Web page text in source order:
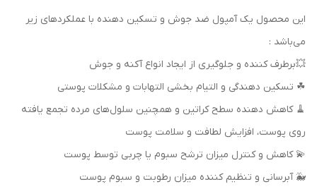
این محصول یک آمپول ضد جوش و تسکین دهنده با عملکردهای زیر
می‌باشد :
💥برطرف کننده و جلوگیری از ایجاد انواع آکنه و جوش
☘ تسکین دهندگی و التیام بخشی التهابات و مشکلات پوستی
🧹 کاهش دهنده سطح کراتین و همچنين سلول‌های مرده تجمع یافته
روی پوست، افزایش لطافت و سلامت پوست
💫 کاهش و کنترل میزان ترشح سبوم یا چربی توسط پوست
🐳 آبرسانی و تنظیم کننده میزان رطوبت و سبوم پوست